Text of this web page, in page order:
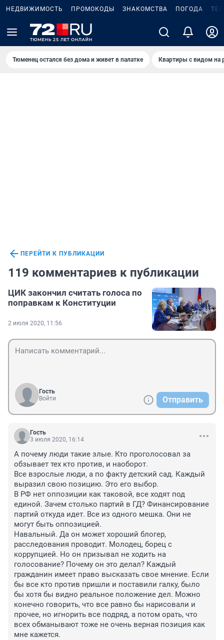
НЕДВИЖИМОСТЬ ПРОМОКОДЫ ЗНАКОМСТВА ПОГОДА
Тюменец остался без дома и живет в палатке Квартиры с видом на
ПЕРЕЙТИ К ПУБЛИКАЦИИ
119 комментариев к публикации
ЦИК закончил считать голоса по
поправкам к Конституции
2 июля 2020, 11:56
Гость
Войти
Отправить
Гость
3 июля 2020, 16:14
А почему люди такие злые. Кто проголосовал за
обзывает тех кто против, и наоборот.
Все взрослые люди, а по факту детский сад. Каждый
выразил свою позицию. Это его выбор.
В РФ нет оппозиции как таковой, все ходят под
единой. Зачем столько партий в ГД? Финансирование
партий откуда идет. Все из одного мешка. Они не
могут быть оппозицией.
Навальный. Да он может хороший блогер,
расследования проводит. Молодец, борец с
коррупцией. Но он призывал не ходить на
голосование? Почему он это делал? Каждый
гражданин имеет право высказать свое мнение. Если
бы все кто против пришли и поставили галку, было
бы хотя бы видно реальное положение дел. Можно
конечно говорить, что все равно бы нарисовали и
прочее, но игнорить все подряд, а потом орать, что
всех обманывают тоже не очень верная позиция как
мне кажется.